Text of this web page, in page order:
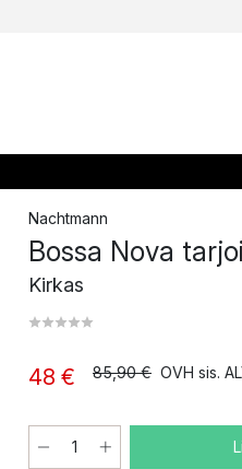
Nachtmann
Bossa Nova
Kirkas
48 € 85,90 € OVH sis.